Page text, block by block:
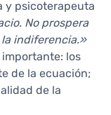
y psicoterapeuta
No prospera
indiferencia.»
los
de la ecuación;
de la